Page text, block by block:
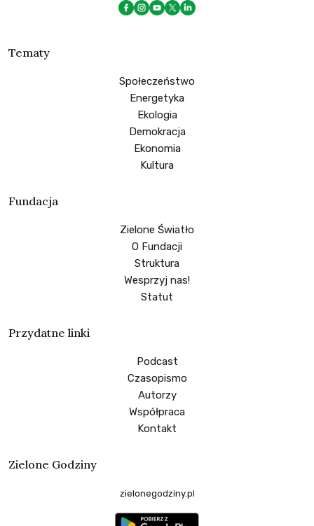
Tematy
Społeczeństwo
Energetyka
Ekologia
Demokracja
Ekonomia
Kultura
Fundacja
Zielone Światło
O Fundacji
Struktura
Wesprzyj nas!
Statut
Przydatne linki
Podcast
Czasopismo
Autorzy
Współpraca
Kontakt
Zielone Godziny
zielonegodziny.pl